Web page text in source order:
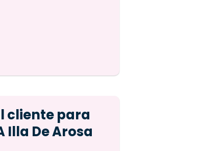
cliente para
Illa De Arosa